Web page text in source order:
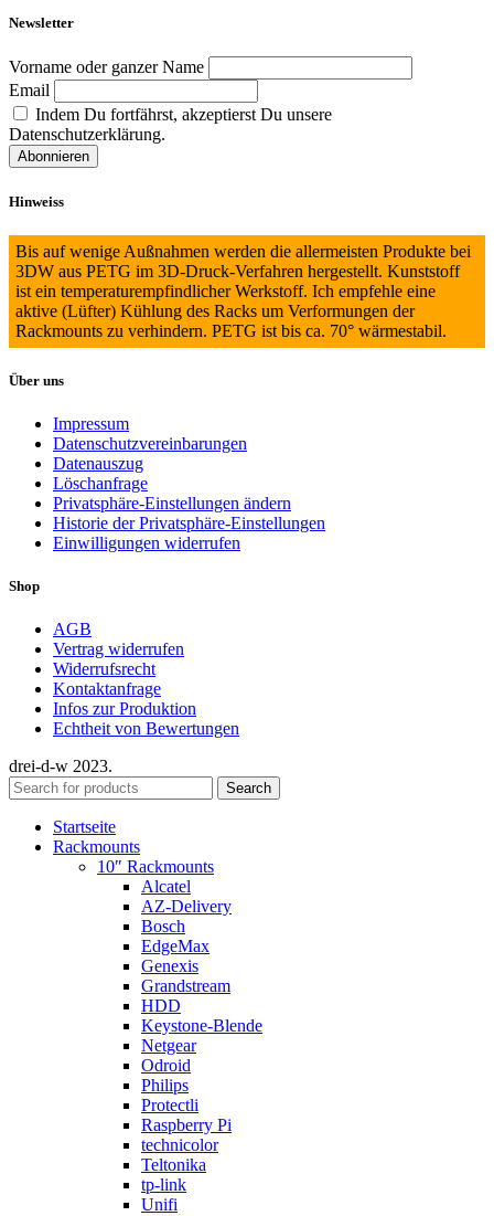
Newsletter
Vorname oder ganzer Name
Email
Indem Du fortfährst, akzeptierst Du unsere
Datenschutzerklärung.
Hinweiss
Bis auf wenige Außnahmen werden die allermeisten Produkte bei
3DW aus PETG im 3D-Druck-Verfahren hergestellt. Kunststoff
ist ein temperaturempfindlicher Werkstoff. Ich empfehle eine
aktive (Lüfter) Kühlung des Racks um Verformungen der
Rackmounts zu verhindern. PETG ist bis ca. 70° wärmestabil.
Über uns
Impressum
Datenschutzvereinbarungen
Datenauszug
Löschanfrage
Privatsphäre-Einstellungen ändern
Historie der Privatsphäre-Einstellungen
Einwilligungen widerrufen
Shop
AGB
Vertrag widerrufen
Widerrufsrecht
Kontaktanfrage
Infos zur Produktion
Echtheit von Bewertungen
drei-d-w 2023.
Search
Startseite
Rackmounts
10″ Rackmounts
Alcatel
AZ-Delivery
Bosch
EdgeMax
Genexis
Grandstream
HDD
Keystone-Blende
Netgear
Odroid
Philips
Protectli
Raspberry Pi
technicolor
Teltonika
tp-link
Unifi